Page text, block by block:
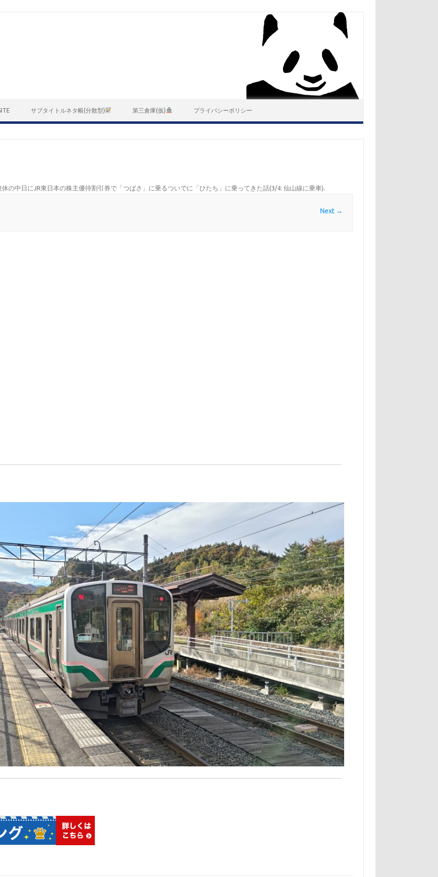
サブタイトルネタ帳(分散型) 第三倉庫(仮) プライバシーポリシー
休の中日にJR東日本の株主優待割引券で「つばさ」に乗るついでに「ひたち」に乗ってきた話(3/4: 仙山線に乗車).
Next →